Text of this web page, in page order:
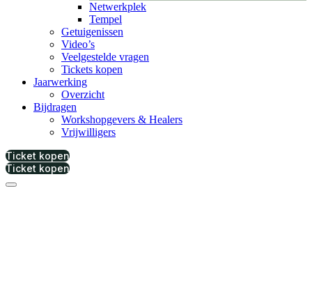
Netwerkplek
Tempel
Getuigenissen
Video’s
Veelgestelde vragen
Tickets kopen
Jaarwerking
Overzicht
Bijdragen
Workshopgevers & Healers
Vrijwilligers
Ticket kopen
Ticket kopen